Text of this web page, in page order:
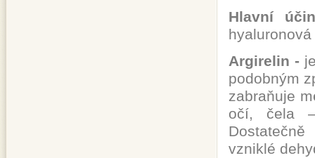
Hlavní
hyaluronová
Argirelin -
podobným
zabraňuje
očí, čela
vzniklé